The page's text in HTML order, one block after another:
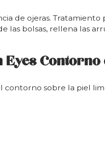
de ojeras.
las bolsas, rellena las
Contorno
sobre la piel